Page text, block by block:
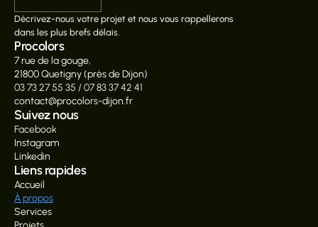
Procolors
7 rue de la gouge,
21800 Quetigny (près de Dijon)
03 73 27 55 35 / 07 83 37 42 41
contact@procolors-dijon.fr
Suivez nous
Facebook
Instagram
Linkedin
Liens rapides
Accueil
À propos
Services
Décrivez-nous votre projet et nous vous rappellerons
dans les plus brefs délais.